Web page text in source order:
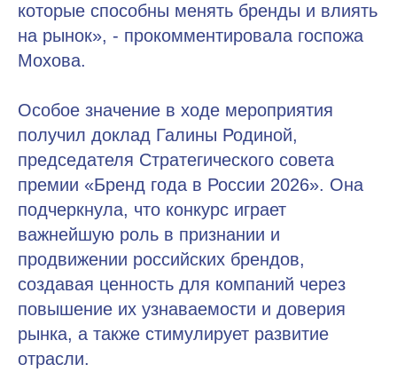
которые способны менять бренды и влиять
на рынок», - прокомментировала госпожа
Мохова.
Особое значение в ходе мероприятия
получил доклад Галины Родиной,
председателя Стратегического совета
премии «Бренд года в России 2026». Она
подчеркнула, что конкурс играет
важнейшую роль в признании и
продвижении российских брендов,
создавая ценность для компаний через
повышение их узнаваемости и доверия
рынка, а также стимулирует развитие
отрасли.